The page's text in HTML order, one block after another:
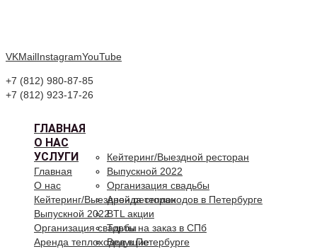
VKMailInstagramYouTube
+7 (812) 980-87-85
+7 (812) 923-17-26
ГЛАВНАЯ
О НАС
УСЛУГИ
Кейтеринг/Выездной ресторан
Выпускной 2022
Организация свадьбы
Аренда теплоходов в Петербурге
BTL акции
Торты на заказ в СПб
Ведущие
Главная
О нас
Кейтеринг/Выездной ресторан
Выпускной 2022
Организация свадьбы
Аренда теплоходов в Петербурге